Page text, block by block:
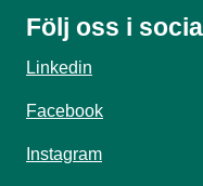
Följ oss i
Linkedin
Facebook
Instagram